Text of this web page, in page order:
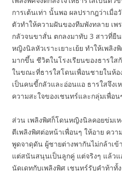
การเต้นเท่า นั้นพอ ผลปรากฎว่าเมื่
ตัวทำให้ความฝันของทีมพังทลาย เพ
กลัวจนขาสั่น ตกลงมาทับ 3 สาวที่ยื
หญิงนิลหัวเราะเยาะเย้ย ทำให้เพลิง
มากขึ้น ชีวิตในโรงเรียนของธารใส
ในขณะที่ธารใสโดนเพื่อนชายในห้อ
เป็นคนขี้กลัวและอ่อนแอ ธารใสจึงเ
ความสะใจของเชนทร์และกลุ่มเพื่อน
ส่วน เพลิงพิศก็โดนหญิงนิลคอยข่มเ
ตีเพลิงพิศต่อหน้าเพื่อนๆ ให้อาย คว
พูดจาดุดัน ผู้ชายต่างพากันไม่กล้าเข้
แต่สนันสนุนเป็นลูกคู่ แต่จริงๆ แล้ว
นัดเดทกับเพลิงพิศ เชนทร์รับคำท้า